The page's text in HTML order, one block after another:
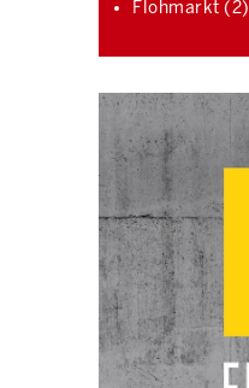
Flohmarkt (2)